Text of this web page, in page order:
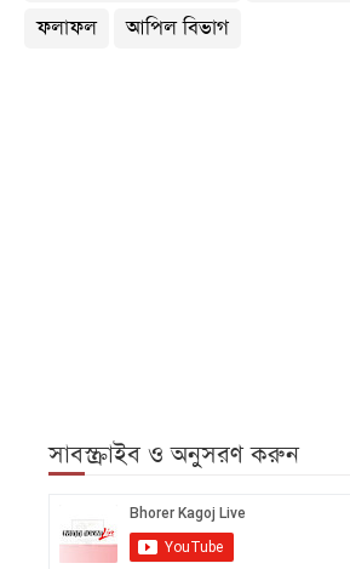
ফলাফল
আপিল বিভাগ
সাবস্ক্রাইব ও অনুসরণ করুন